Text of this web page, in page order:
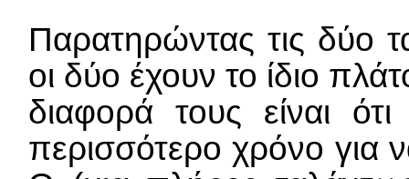
Παρατηρώντας τις δύο
οι δύο έχουν το ίδιο
διαφορά τους είναι
περισσότερο χρόνο για